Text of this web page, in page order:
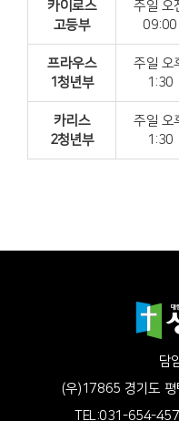
카이로스
고등부
주일 오
09:00
프라우스
1청년부
주일 오
1:30
카리스
2청년부
주일 오
1:30
담
(우)17865 경기도 평
TEL:031-654-